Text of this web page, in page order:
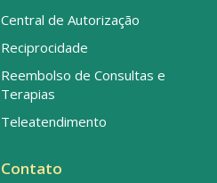
Central de Autorização
Reciprocidade
Reembolso de Consultas e
Terapias
Teleatendimento
Contato